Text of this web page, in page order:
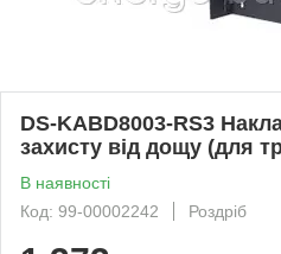
DS-KABD8003-RS3
захисту від дощу (для
В наявності
Код: 99-00002242
Роздріб